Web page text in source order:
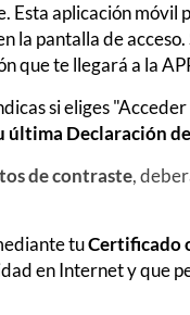
Esta aplicación
la pantalla de
que te llegará a la
si eliges
última Declaración
de contraste,
tuCertificado
en Internet y que